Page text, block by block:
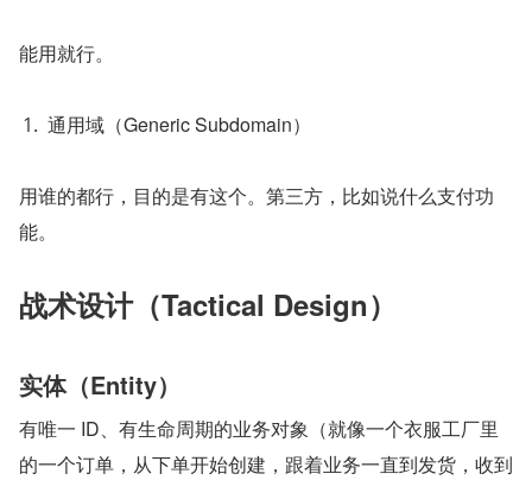
能用就行。
通用域（Generic Subdomain）
用谁的都行，目的是有这个。第三方，比如说什么支付功
能。
战术设计（Tactical Design）
实体（Entity）
有唯一 ID、有生命周期的业务对象（就像一个衣服工厂里
的一个订单，从下单开始创建，跟着业务一直到发货，收到